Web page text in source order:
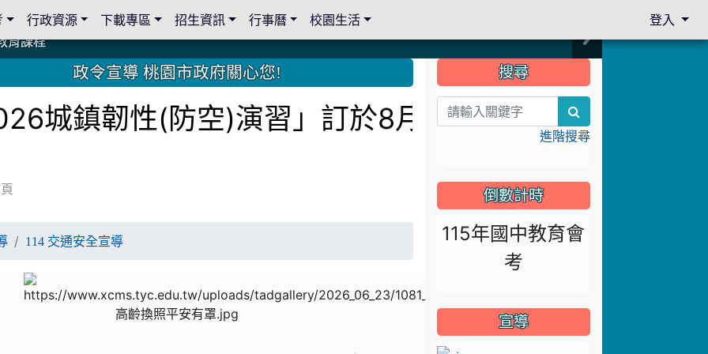
育課程
育課程
市家長會與桃園女子美容商業童也工會義剪活動
市家長會與桃園女子美容商業童也工會義剪活動
育課程
育課程
獅子會與本校師生歲末感恩活動
獅子會與本校師生歲末感恩活動
獅子會贈送本校學生耶誕禮物
獅子會贈送本校學生耶誕禮物
物
物
金
金
國際獅子會獅兄、師姐同樂
國際獅子會獅兄、師姐同樂
共關係
共關係
政令宣導 桃園市政府關心您!
城鎮韌性(防空)演習」訂於8月13日下午14:30至
114 交通安全宣導
::: 搜尋
進階搜尋
倒數計時
115年國中教育會
考
宣導
行政資源 下載專區 招生資訊 行事曆 校園生活 登入